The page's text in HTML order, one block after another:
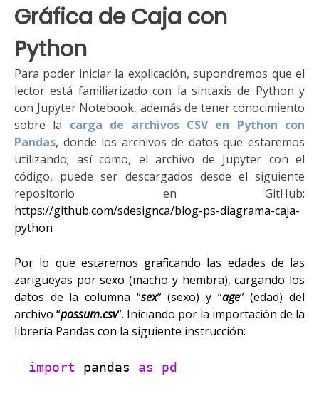
Gráfica de Caja con
Python
Para poder iniciar la explicación, supondremos que el
lector está familiarizado con la sintaxis de Python y
con Jupyter Notebook, además de tener conocimiento
sobre la carga de archivos CSV en Python con
Pandas, donde los archivos de datosque estaremos
utilizando; así como, el archivo de Jupyter con el
código, puedeser descargados desde el siguiente
repositorio en GitHub:
https://github.com/sdesignca/blog-ps-diagrama-caja-
python
Por lo que estaremos graficando las edades de las
zarigüeyas por sexo (macho y hembra),cargando los
datos de la columna “sex” (sexo) y “age” (edad) del
archivo “possum.csv”. Iniciando por la importación de la
librería Pandas con la siguiente instrucción:
import pandas as pd